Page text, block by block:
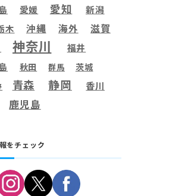
愛媛 愛知 新潟
木 沖縄 海外 滋賀
神奈川 福井
秋田 群馬 茨城
青森 静岡 香川
鹿児島
をチェック